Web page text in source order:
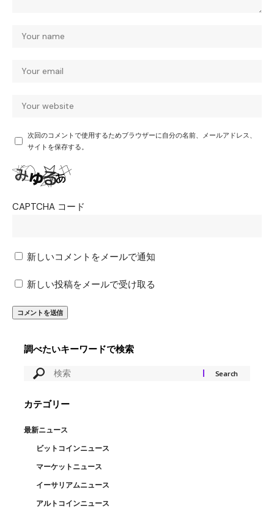
次回のコメントで使用するためブラウザーに自分の名前、メールアドレス、
サイトを保存する。
CAPTCHA コード
新しいコメントをメールで通知
新しい投稿をメールで受け取る
調べたいキーワードで検索
カテゴリー
最新ニュース
ビットコインニュース
マーケットニュース
イーサリアムニュース
アルトコインニュース